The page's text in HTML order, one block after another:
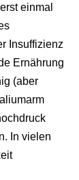
einmal
Insuffizienz
Ernährung
(aber
In vielen